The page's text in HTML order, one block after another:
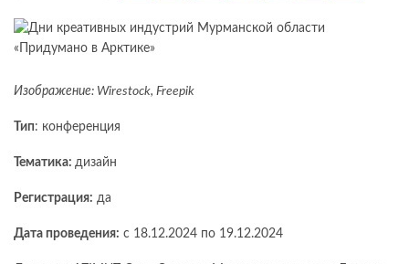
Изображение: Wirestock, Freepik
Тип: конференция
Тематика: дизайн
Регистрация: да
Дата проведения: с 18.12.2024 по 19.12.2024